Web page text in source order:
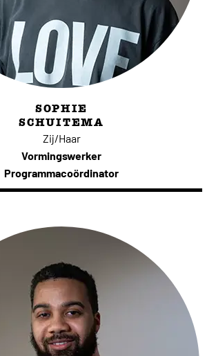
SOPHIE
SCHUITEMA
Zij/Haar
Vormingswerker
Programmacoördinator